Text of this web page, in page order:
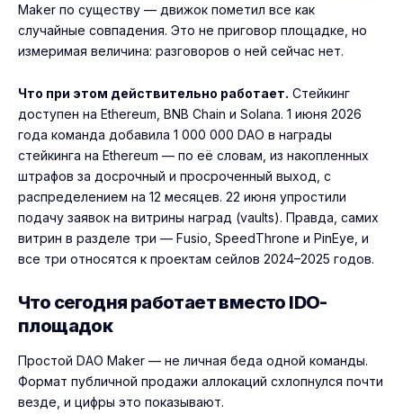
Maker по существу — движок пометил все как
случайные совпадения. Это не приговор площадке, но
измеримая величина: разговоров о ней сейчас нет.
Что при этом действительно работает. Стейкинг
доступен на Ethereum, BNB Chain и Solana. 1 июня 2026
года команда добавила 1 000 000 DAO в награды
стейкинга на Ethereum — по её словам, из накопленных
штрафов за досрочный и просроченный выход, с
распределением на 12 месяцев. 22 июня упростили
подачу заявок на витрины наград (vaults). Правда, самих
витрин в разделе три — Fusio, SpeedThrone и PinEye, и
все три относятся к проектам сейлов 2024–2025 годов.
Что сегодня работает вместо IDO-
площадок
Простой DAO Maker — не личная беда одной команды.
Формат публичной продажи аллокаций схлопнулся почти
везде, и цифры это показывают.